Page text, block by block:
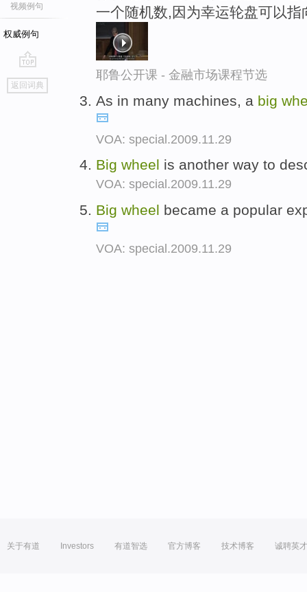
视频例句
权威例句
go
top
返回词典
一个随机数,因为幸运轮盘可以
耶鲁公开课 - 金融市场课程节选
As in many machines, a big
VOA: special.2009.11.29
Big wheel is another way to
VOA: special.2009.11.29
Big wheel became a popular
VOA: special.2009.11.29
关于有道 Investors 有道智选 官方博客 技术博客 诚聘英才